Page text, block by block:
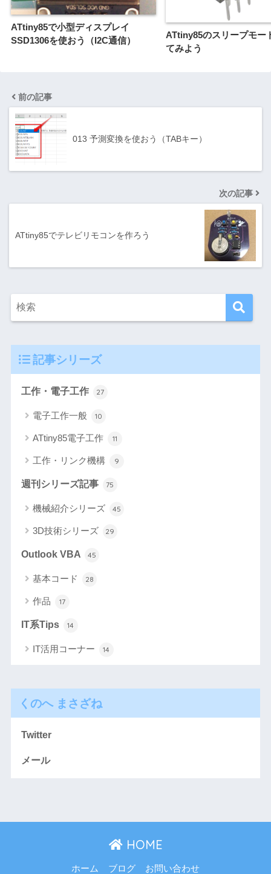
ATtiny85で小型ディスプレイ
SSD1306を使おう（I2C通信）
ATtiny85のスリープモー
てみよう
前の記事
013 予測変換を使おう（TABキー）
次の記事
ATtiny85でテレビリモコンを作ろう
記事シリーズ
工作・電子工作 27
電子工作一般 10
ATtiny85電子工作 11
工作・リンク機構 9
週刊シリーズ記事 75
機械紹介シリーズ 45
3D技術シリーズ 29
Outlook VBA 45
基本コード 28
作品 17
IT系Tips 14
IT活用コーナー 14
くのへ まさざね
Twitter
メール
HOME
ホーム ブログ お問い合わせ